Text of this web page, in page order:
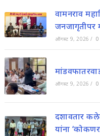
वामनराव
जनजागृतीपर
ऑगस्ट 9, 2026 / 0
ऑगस्ट 9, 2026 / 0
दशावतार
यांना